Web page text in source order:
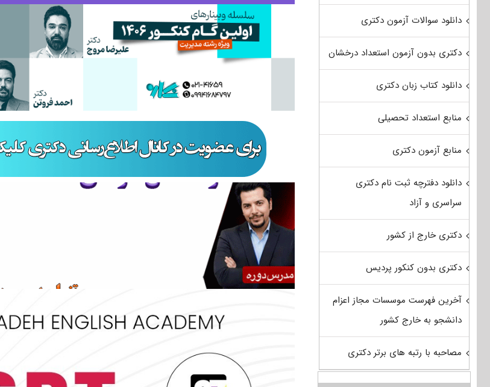
دانلود سوالات آزمون دکتری
دکتری بدون آزمون استعداد درخشان
دانلود کتاب زبان دکتری
منابع استعداد تحصیلی
منابع آزمون دکتری
دانلود دفترچه ثبت نام دکتری
سراسری و آزاد
دکتری خارج از کشور
دکتری بدون کنکور پردیس
آخرین فهرست موسسات مجاز اعزام
دانشجو به خارج کشور
مصاحبه با رتبه های برتر دکتری